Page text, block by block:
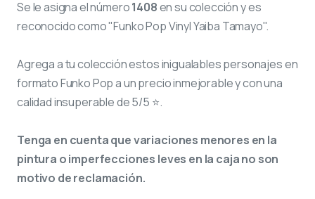
Se le asigna el número1408en su colección y es
reconocido como "Funko Pop Vinyl Yaiba Tamayo".
Agrega a tu colección estos inigualables personajes en
formato Funko Pop a un precio inmejorable y con una
calidad insuperable de 5/5 ⭐.
Tenga en cuenta que variaciones menores en la
pintura o imperfecciones leves en la caja no son
motivo de reclamación.